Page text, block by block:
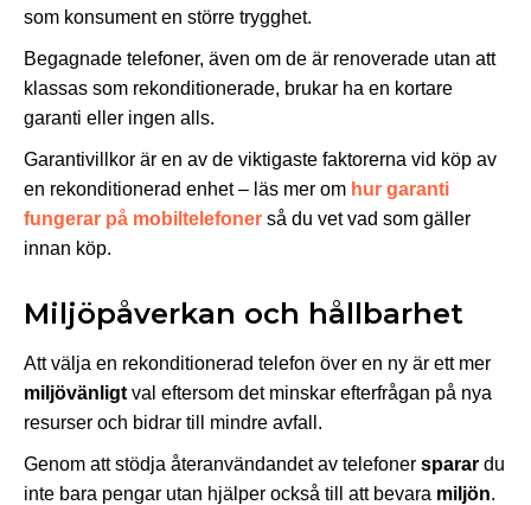
som konsument en större trygghet.
Begagnade telefoner, även om de är renoverade utan att
klassas som rekonditionerade, brukar ha en kortare
garanti eller ingen alls.
Garantivillkor är en av de viktigaste faktorerna vid köp av
en rekonditionerad enhet – läs mer om hur garanti
fungerar på mobiltelefoner så du vet vad som gäller
innan köp.
Miljöpåverkan och hållbarhet
Att välja en rekonditionerad telefon över en ny är ett mer
miljövänligt val eftersom det minskar efterfrågan på nya
resurser och bidrar till mindre avfall.
Genom att stödja återanvändandet av telefoner sparar du
inte bara pengar utan hjälper också till att bevara miljön.